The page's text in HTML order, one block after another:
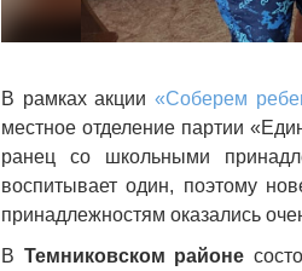
В рамках акции«Соберем
местное отделение партии
ранец со школьными
воспитывает один, поэтому
принадлежностям оказались
В Темниковском районе